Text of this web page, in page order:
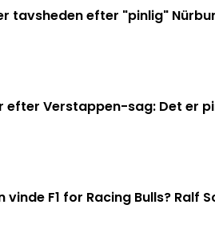
tavsheden efter "pinlig"
efter Verstappen-sag: Det er
vinde F1 for Racing Bulls? Ralf